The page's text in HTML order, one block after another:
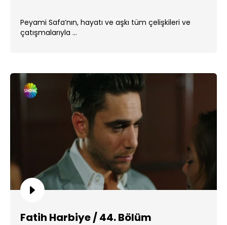
Peyami Safa’nın, hayatı ve aşkı tüm çelişkileri ve
çatışmalarıyla ...
Fatih Harbiye / 44. Bölüm